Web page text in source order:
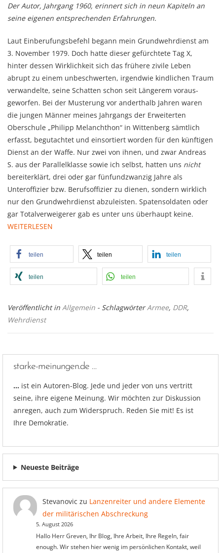
Der Autor, Jahrgang 1960, erinnert sich in neun Kapiteln an
seine eigenen entsprechenden Erfahrungen.
Laut Einberufungsbefehl begann mein Grundwehrdienst am
3. November 1979. Doch hatte die­ser gefürchtete Tag X,
hinter dessen Wirklichkeit sich das frühere zivile Leben
abrupt zu einem unbeschwerten, irgendwie kindlichen Traum
verwandelte, seine Schatten schon seit Längerem voraus­
geworfen. Bei der Musterung vor anderthalb Jahren waren
die jungen Männer meines Jahr­­gangs der Erweiterten
Oberschule „Philipp Melanchthon“ in Wittenberg sämtlich
erfasst, begut­achtet und einsortiert worden für den künftigen
Dienst an der Waffe. Nur zwei von ihnen, und zwar Andreas
S. aus der Parallelklasse sowie ich selbst, hatten uns nicht
bereiterklärt, drei oder gar fünfundzwanzig Jahre als
Unteroffizier bzw. Berufsoffizier zu dienen, sondern wirklich
nur den Grundwehrdienst abzuleisten. Spatensoldaten oder
gar Totalverweigerer gab es unter uns überhaupt keine.
WEITERLESEN
teilen teilen teilen
teilen teilen
Veröffentlicht in Allgemein - SchlagwörterArmee, DDR,
Wehrdienst
starke-meinungen.de …
… ist ein Autoren-Blog. Jede und jeder von uns vertritt
seine, ihre eigene Meinung. Wir möchten zur Diskussion
anregen, auch zum Widerspruch. Reden Sie mit! Es ist
Ihre Demokratie.
Neueste Beiträge
Stevanovic zu Lanzenreiter und andere Elemente
der militärischen Abschreckung
5. August 2026
Hallo Herr Greven, Ihr Blog, Ihre Arbeit, Ihre Regeln, fair
enough. Wir stehen hier wenig im persönlichen Kontakt, weil